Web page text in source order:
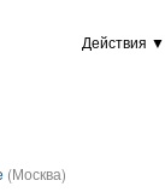
Действия ▼
(Москва)